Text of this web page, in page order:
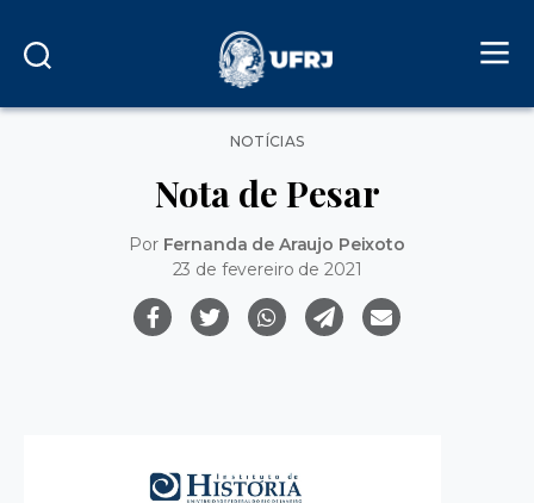
Categorias
NOTÍCIAS
Nota de Pesar
Por Fernanda de Araujo Peixoto
23 de fevereiro de 2021